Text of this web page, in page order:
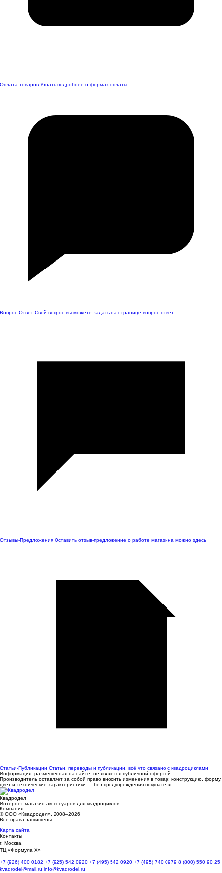
Оплата товаров Узнать подробнее о формах оплаты
Вопрос-Ответ Свой вопрос вы можете задать на странице вопрос-ответ
Отзывы-Предложения Оставить отзыв-предложение о работе магазина можно здесь
Статьи-Публикации Статьи, переводы и публикации, всё что связано с квадроциклами
Информация, размещенная на сайте, не является публичной офертой.
Производитель оставляет за собой право вносить изменения в товар: конструкцию, форму,
цвет и технические характеристики — без предупреждения покупателя.
Квадродел
Интернет-магазин аксессуаров для квадроциклов
Компания
© ООО «Квадродел», 2008–2026
Все права защищены.
Карта сайта
Контакты
г. Москва,
ТЦ «Формула Х»
+7 (926) 400 0182 +7 (925) 542 0920 +7 (495) 542 0920 +7 (495) 740 0979 8 (800) 550 90 25
kvadrodel@mail.ru info@kvadrodel.ru